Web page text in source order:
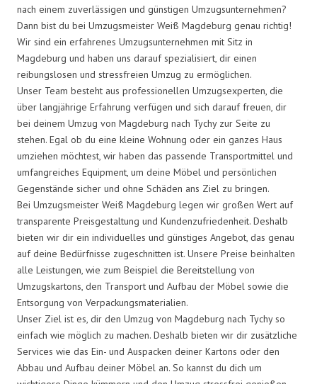
nach einem zuverlässigen und günstigen Umzugsunternehmen?
Dann bist du bei Umzugsmeister Weiß Magdeburg genau richtig!
Wir sind ein erfahrenes Umzugsunternehmen mit Sitz in
Magdeburg und haben uns darauf spezialisiert, dir einen
reibungslosen und stressfreien Umzug zu ermöglichen.
Unser Team besteht aus professionellen Umzugsexperten, die
über langjährige Erfahrung verfügen und sich darauf freuen, dir
bei deinem Umzug von Magdeburg nach Tychy zur Seite zu
stehen. Egal ob du eine kleine Wohnung oder ein ganzes Haus
umziehen möchtest, wir haben das passende Transportmittel und
umfangreiches Equipment, um deine Möbel und persönlichen
Gegenstände sicher und ohne Schäden ans Ziel zu bringen.
Bei Umzugsmeister Weiß Magdeburg legen wir großen Wert auf
transparente Preisgestaltung und Kundenzufriedenheit. Deshalb
bieten wir dir ein individuelles und günstiges Angebot, das genau
auf deine Bedürfnisse zugeschnitten ist. Unsere Preise beinhalten
alle Leistungen, wie zum Beispiel die Bereitstellung von
Umzugskartons, den Transport und Aufbau der Möbel sowie die
Entsorgung von Verpackungsmaterialien.
Unser Ziel ist es, dir den Umzug von Magdeburg nach Tychy so
einfach wie möglich zu machen. Deshalb bieten wir dir zusätzliche
Services wie das Ein- und Auspacken deiner Kartons oder den
Abbau und Aufbau deiner Möbel an. So kannst du dich um